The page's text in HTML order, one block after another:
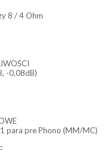
8 / 4 Ohm
-0,08dB)
para pre Phono (MM/MC)